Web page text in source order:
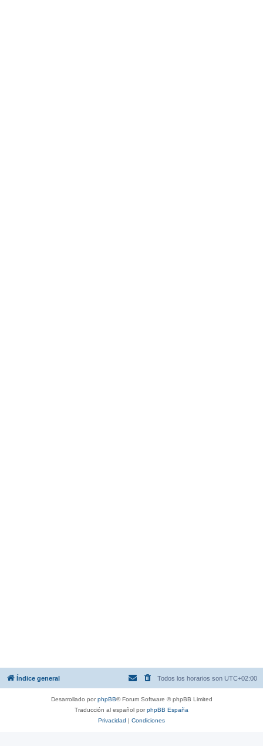
Índice general Todos los horarios son UTC+02:00
Desarrollado porphpBB® Forum Software © phpBB Limited
Traducción al español porphpBB España
Privacidad | Condiciones